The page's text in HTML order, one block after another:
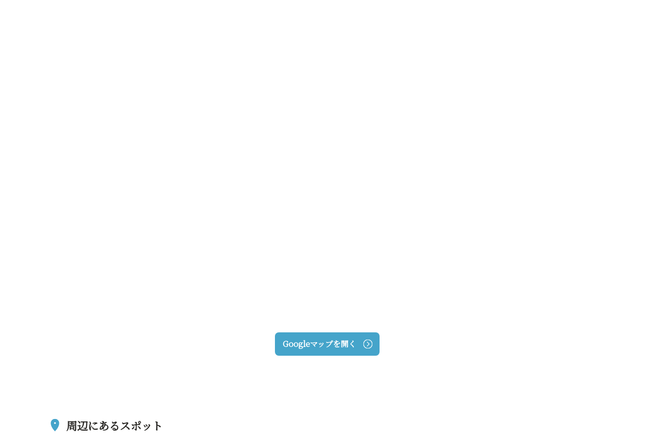
Googleマップを開く
周辺にあるスポット